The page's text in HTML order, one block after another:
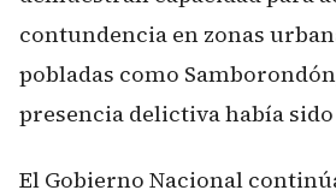
contundencia en zonas
pobladas como
presencia delictiva había
El Gobierno Nacional